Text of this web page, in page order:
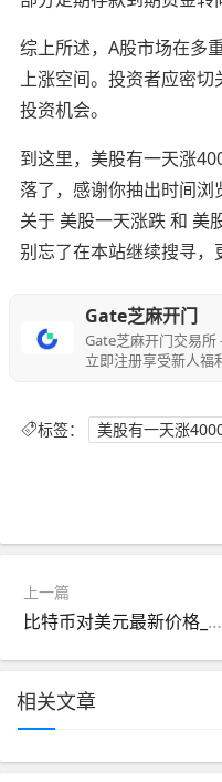
综上所述，A股市场在多
上涨空间。投资者应密
投资机会。
到这里，美股有一天涨
落了，感谢你抽出时间
关于 美股一天涨跌 和 美
别忘了在本站继续搜寻
Gate芝麻开门
Gate芝麻开门交易所
立即注册享受新人福
标签： 美股有一天涨
上一篇
比特币对美元最新价格_比特币美元最新价格走势图
相关文章